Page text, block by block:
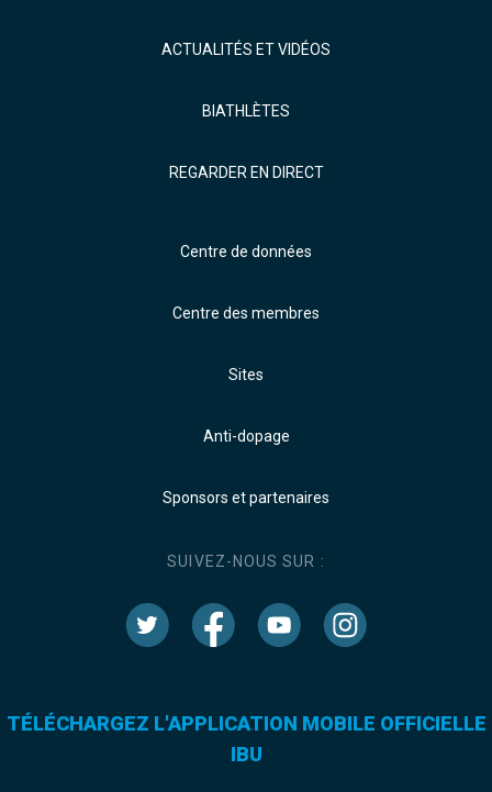
ACTUALITÉS ET VIDÉOS
BIATHLÈTES
REGARDER EN DIRECT
Centre de données
Centre des membres
Sites
Anti-dopage
Sponsors et partenaires
SUIVEZ-NOUS SUR :
TÉLÉCHARGEZ L'APPLICATION MOBILE OFFICIELLE
IBU